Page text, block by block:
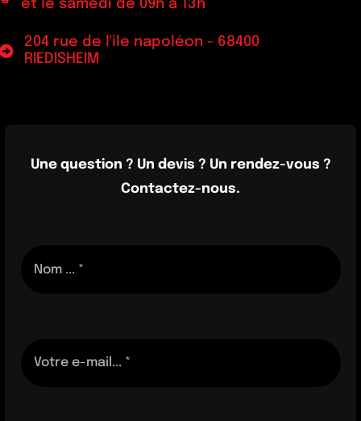
et le samedi de 09h à 13h
204 rue de l'ile napoléon - 68400
RIEDISHEIM
Une question ? Un devis ? Un rendez-vous ?
Contactez-nous.